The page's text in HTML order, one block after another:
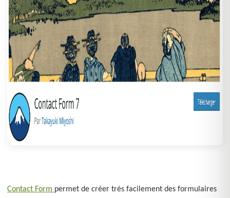
Contact Form permet de créer très facilement des formulaires